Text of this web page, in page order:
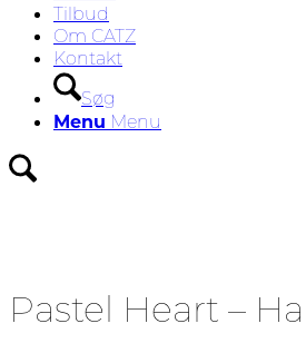
Tilbud
Om CATZ
Kontakt
Søg
Menu Menu
Pastel Heart –